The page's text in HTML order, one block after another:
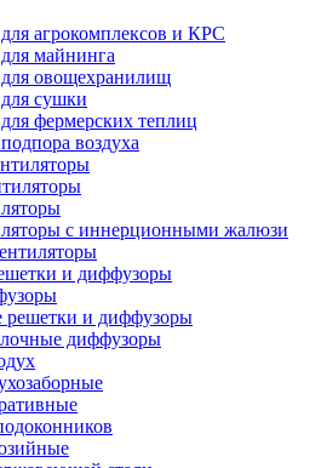
агрокомплексов и КРС
майнинга
овощехранилищ
сушки
фермерских теплиц
воздуха
с иннерционными жалюзи
и диффузоры
решетки и диффузоры
диффузоры